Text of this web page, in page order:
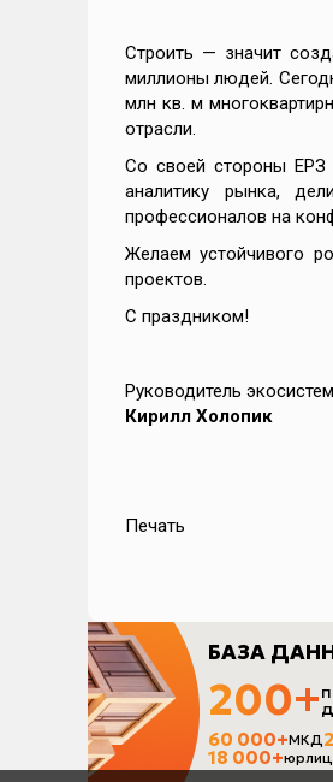
Строить — значит
миллионы людей.
млн кв. м
отрасли.
Со своей стороны ЕРЗ
аналитику рынка,
профессионалов на
Желаем устойчивого
проектов.
С праздником!
Руководитель
Кирилл Холопик
Печать